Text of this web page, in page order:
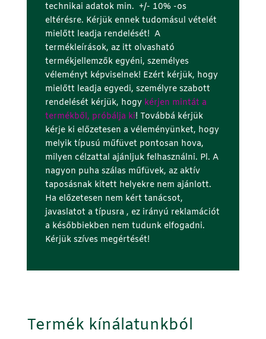
technikai adatok min. +/- 10% -os
eltérésre. Kérjük ennek tudomásul vételét
mielőtt leadja rendelését! A
termékleírások, az itt olvasható
termékjellemzők egyéni, személyes
véleményt képviselnek! Ezért kérjük, hogy
mielőtt leadja egyedi, személyre szabott
rendelését kérjük, hogy kérjen mintát a
termékből, próbálja ki! Továbbá kérjük
kérje ki előzetesen a véleményünket, hogy
melyik típusú műfüvet pontosan hova,
milyen célzattal ajánljuk felhasználni. Pl. A
nagyon puha szálas műfüvek, az aktív
taposásnak kitett helyekre nem ajánlott.
Ha előzetesen nem kért tanácsot,
javaslatot a típusra , ez irányú reklamációt
a későbbiekben nem tudunk elfogadni.
Kérjük szíves megértését!
Termék kínálatunkból